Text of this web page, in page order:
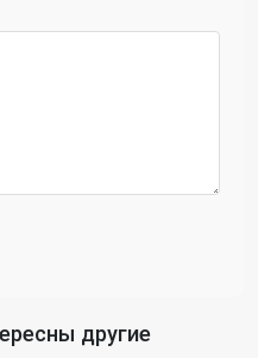
другие